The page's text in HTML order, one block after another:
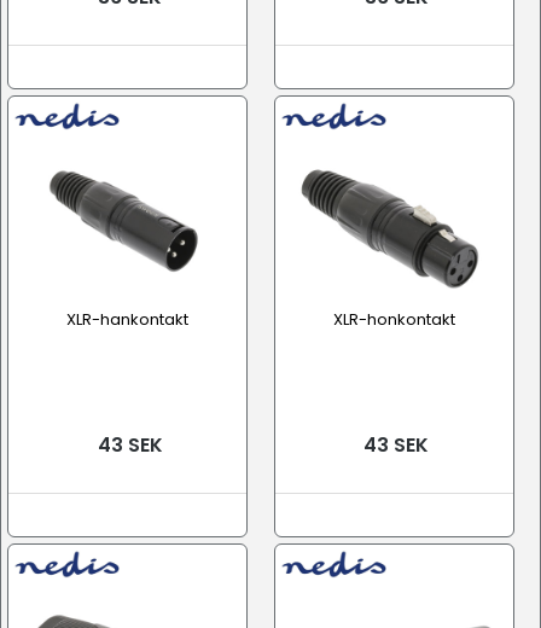
XLR-hankontakt
43 SEK
XLR-honkontakt
43 SEK